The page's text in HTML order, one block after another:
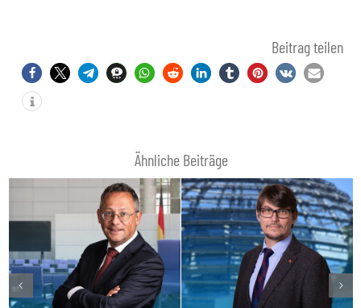
Beitrag teilen
Ähnliche Beiträge